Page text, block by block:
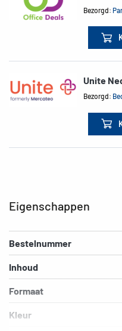
Bezorgd:
Unite
Bezorgd:
Eigenschappen
Bestelnummer
Inhoud
Formaat
Kleur